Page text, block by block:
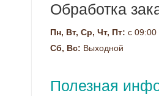
Обработка
Пн, Вт, Ср, Чт, Пт: с 09:00
Сб, Вс: Выходной
Полезная